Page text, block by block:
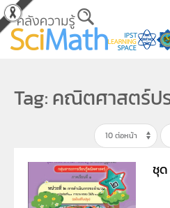
Skip to main content
Tag: คณิตศาสตร์ป
ชุด